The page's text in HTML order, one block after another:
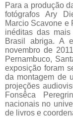
Para a produção
fotógrafos Ary
Marcio Scavone e
inéditas das
Brasil abriga. A
novembro de
Pernambuco,
exposição foram
da montagem de
projeções
Fonsêca
nacionais no
de livros e